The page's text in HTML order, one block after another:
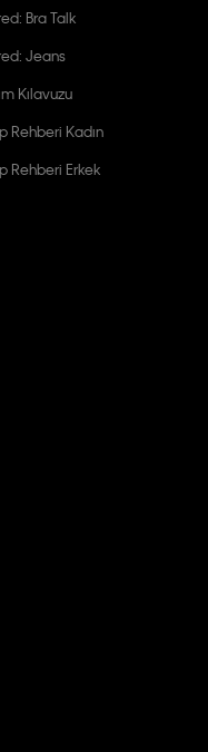
Bra Talk
Jeans
Kılavuzu
Rehberi Kadın
Rehberi Erkek